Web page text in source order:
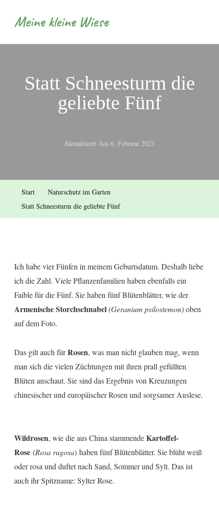
Meine kleine Wiese
Statt Schneesturm die
geliebte Fünf
Aktualisiert Am 6. Februar 2021
Start
Naturschutz im Garten
Statt Schneesturm die geliebte Fünf
Ich habe vier Fünfen in meinem Geburtsdatum. Deshalb liebe
ich die Zahl. Viele Pflanzenfamilien haben ebenfalls ein
Faible für die Fünf. Sie haben fünf Blütenblätter, wie der
Armenische Storchschnabel(Geranium psilostemon)oben
auf dem Foto.
Das gilt auch fürRosen, was man nicht glauben mag, wenn
man sich die vielen Züchtungen mit ihren prall gefüllten
Blüten anschaut. Sie sind das Ergebnis von Kreuzungen
chinesischer und europäischer Rosen und sorgsamer Auslese.
Wildrosen, wie die aus China stammendeKartoffel-
Rose (Rosa rugosa) haben fünf Blütenblätter. Sie blüht weiß
oder rosa und duftet nach Sand, Sommer und Sylt. Das ist
auch ihr Spitzname: Sylter Rose.